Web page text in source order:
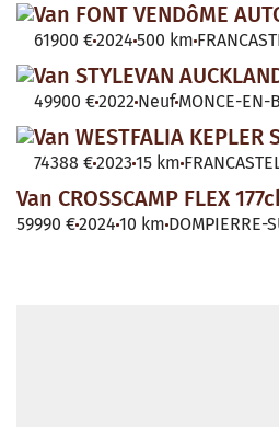
Van FONT VENDôME
61900 €2024 500 km
Van STYLEVAN
49900 €2022 Neuf MONCE-
Van WESTFALIA KEPLER
74388 €2023 15 km
Van CROSSCAMP FLEX
59990 €2024 10 km DOMPIERRE-